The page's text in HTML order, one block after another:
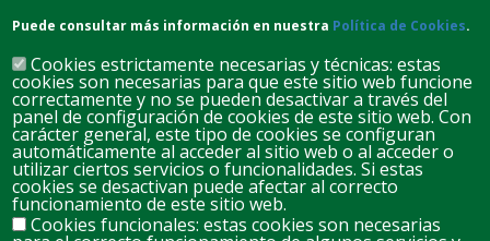
D L M M J V S
26 27 28 29 30 31
Puede consultar más información en nuestra Política de Cookies.
Cookies estrictamente necesarias y técnicas: estas
cookies son necesarias para que este sitio web funcione
correctamente y no se pueden desactivar a través del
panel de configuración de cookies de este sitio web. Con
carácter general, este tipo de cookies se configuran
automáticamente al acceder al sitio web o al acceder o
utilizar ciertos servicios o funcionalidades. Si estas
cookies se desactivan puede afectar al correcto
funcionamiento de este sitio web.
Cookies funcionales: estas cookies son necesarias